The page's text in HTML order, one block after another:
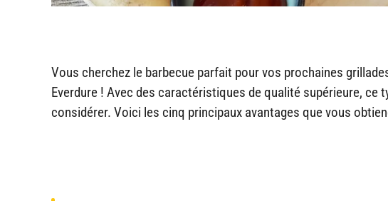
Vous cherchez le barbecue parfait pour vos prochaines
Everdure ! Avec des caractéristiques de qualité supérieure, ce
considérer. Voici les cinq principaux avantages que vous